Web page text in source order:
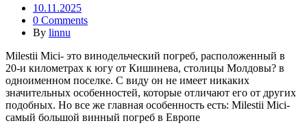
10.11.2025
0 Comments
By linnu
Milestii Mici- это винодельческий погреб, расположенный в
20-и километрах к югу от Кишинева, столицы Молдовы? в
одноименном поселке. С виду он не имеет никаких
значительных особенностей, которые отличают его от других
подобных. Но все же главная особенность есть: Milestii Mici-
самый большой винный погреб в Европе